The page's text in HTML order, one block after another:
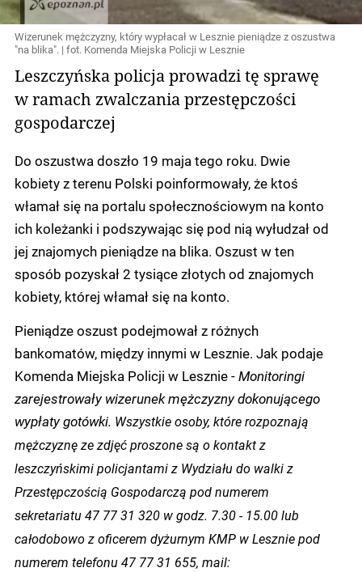
Wizerunek mężczyzny, który wypłacał w Lesznie pieniądze z oszustwa
"na blika". | fot. Komenda Miejska Policji w Lesznie
Leszczyńska policja prowadzi tę sprawę
w ramach zwalczania przestępczości
gospodarczej
Do oszustwa doszło 19 maja tego roku. Dwie
kobiety z terenu Polski poinformowały, że ktoś
włamał się na portalu społecznościowym na konto
ich koleżanki i podszywając się pod nią wyłudzał od
jej znajomych pieniądze na blika. Oszust w ten
sposób pozyskał 2 tysiące złotych od znajomych
kobiety, której włamał się na konto.
Pieniądze oszust podejmował z różnych
bankomatów, między innymi w Lesznie. Jak podaje
Komenda Miejska Policji w Lesznie -Monitoringi
zarejestrowały wizerunek mężczyzny dokonującego
wypłaty gotówki. Wszystkie osoby, które rozpoznają
mężczyznę ze zdjęć proszone są o kontakt z
leszczyńskimi policjantami z Wydziału do walki z
Przestępczością Gospodarczą pod numerem
sekretariatu 47 77 31 320 w godz. 7.30 - 15.00 lub
całodobowo z oficerem dyżurnym KMP w Lesznie pod
numerem telefonu 47 77 31 655, mail: